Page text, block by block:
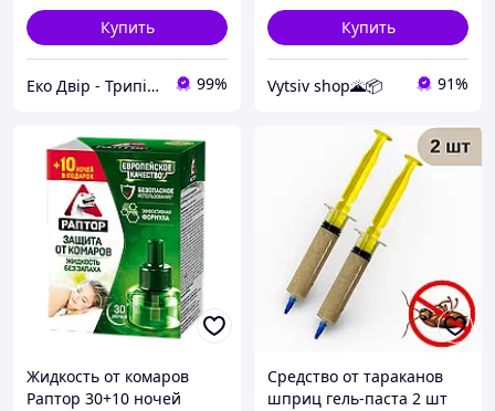
Купить
Еко Двір - Трипільський двір 99%
Купить
Vytsiv shop🌋📦 91%
Жидкость от комаров
Раптор 30+10 ночей
Средство от тараканов
шприц гель-паста 2 шт